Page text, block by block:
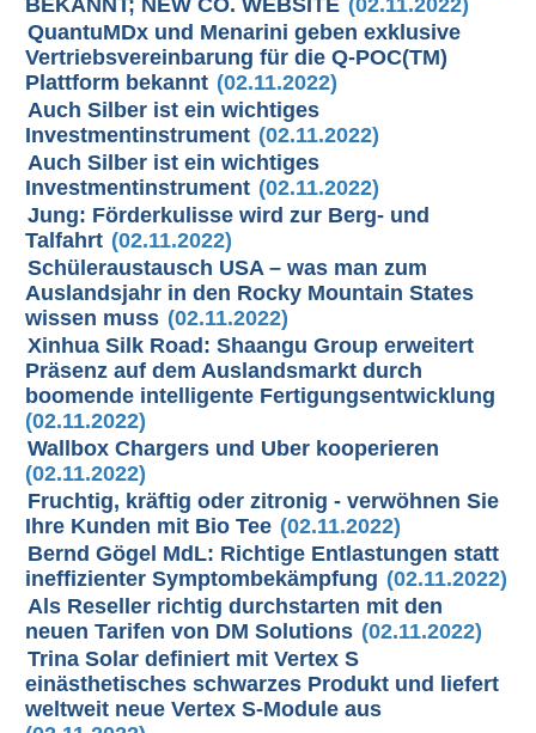
QuantuMDx und Menarini geben exklusive
Vertriebsvereinbarung für die Q-POC(TM)
Plattform bekannt (02.11.2022)
Auch Silber ist ein wichtiges
Investmentinstrument (02.11.2022)
Auch Silber ist ein wichtiges
Investmentinstrument (02.11.2022)
Jung: Förderkulisse wird zur Berg- und
Talfahrt (02.11.2022)
Schüleraustausch USA – was man zum
Auslandsjahr in den Rocky Mountain States
wissen muss (02.11.2022)
Xinhua Silk Road: Shaangu Group erweitert
Präsenz auf dem Auslandsmarkt durch
boomende intelligente Fertigungsentwicklung
(02.11.2022)
Wallbox Chargers und Uber kooperieren
(02.11.2022)
Fruchtig, kräftig oder zitronig - verwöhnen Sie
Ihre Kunden mit Bio Tee (02.11.2022)
Bernd Gögel MdL: Richtige Entlastungen statt
ineffizienter Symptombekämpfung (02.11.2022)
Als Reseller richtig durchstarten mit den
neuen Tarifen von DM Solutions (02.11.2022)
Trina Solar definiert mit Vertex S
einästhetisches schwarzes Produkt und liefert
weltweit neue Vertex S-Module aus